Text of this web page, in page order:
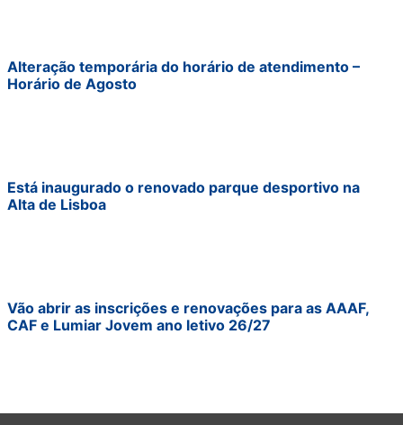
Alteração temporária do horário de atendimento –
Horário de Agosto
Está inaugurado o renovado parque desportivo na
Alta de Lisboa
Vão abrir as inscrições e renovações para as AAAF,
CAF e Lumiar Jovem ano letivo 26/27